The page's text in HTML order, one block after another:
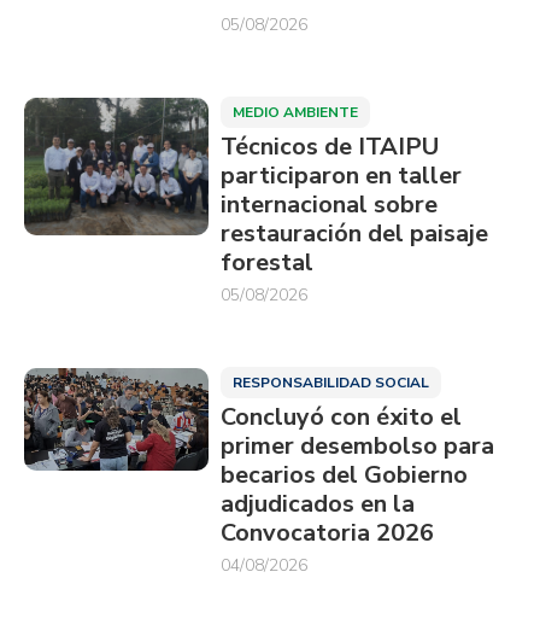
05/08/2026
MEDIO AMBIENTE
Técnicos de ITAIPU
participaron en taller
internacional sobre
restauración del paisaje
forestal
05/08/2026
RESPONSABILIDAD SOCIAL
Concluyó con éxito el
primer desembolso para
becarios del Gobierno
adjudicados en la
Convocatoria 2026
04/08/2026